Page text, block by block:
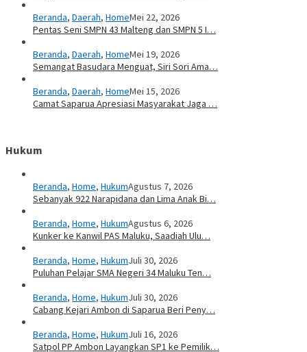
Beranda, Daerah, HomeMei 22, 2026
Pentas Seni SMPN 43 Malteng dan SMPN 5 I…
Beranda, Daerah, HomeMei 19, 2026
Semangat Basudara Menguat, Siri Sori Ama…
Beranda, Daerah, HomeMei 15, 2026
Camat Saparua Apresiasi Masyarakat Jaga …
Hukum
Beranda, Home, HukumAgustus 7, 2026
Sebanyak 922 Narapidana dan Lima Anak Bi…
Beranda, Home, HukumAgustus 6, 2026
Kunker ke Kanwil PAS Maluku, Saadiah Ulu…
Beranda, Home, HukumJuli 30, 2026
Puluhan Pelajar SMA Negeri 34 Maluku Ten…
Beranda, Home, HukumJuli 30, 2026
Cabang Kejari Ambon di Saparua Beri Peny…
Beranda, Home, HukumJuli 16, 2026
Satpol PP Ambon Layangkan SP1 ke Pemilik…